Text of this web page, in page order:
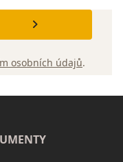
osobních údajů.